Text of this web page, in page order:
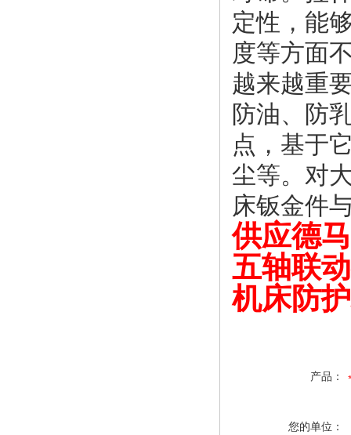
定性，能
度等方面
越来越重
防油、防
点，基于
尘等。对
床钣金件
供应德
五轴联
机床防
产品：
您的单位：